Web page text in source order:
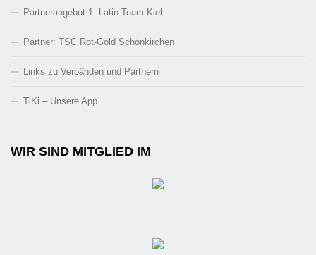
Partnerangebot 1. Latin Team Kiel
Partner: TSC Rot-Gold Schönkirchen
Links zu Verbänden und Partnern
TiKi – Unsere App
WIR SIND MITGLIED IM